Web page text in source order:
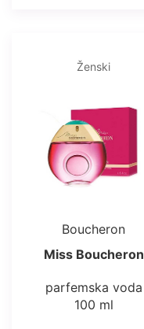
Ženski
Boucheron
Miss Boucheron
parfemska voda
100 ml